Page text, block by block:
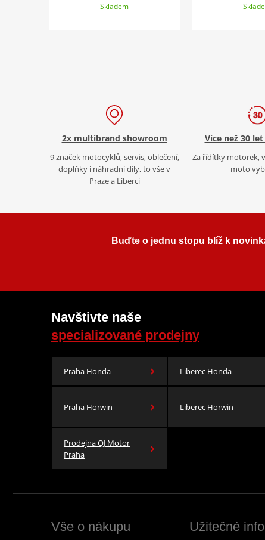
Skladem
2x multibrand showroom
9 značek motocyklů, servis, oblečení,
doplňky i náhradní díly, to vše v
Praze a Liberci
Více než 30
Za řídítky motorek,
moto
Buďte o jednu stopu blíž k
Navštivte naše
specializované prodejny
Praha Honda Liberec Honda
Praha Horwin Liberec Horwin
Prodejna QJ Motor
Praha
Vše o nákupu Užitečné